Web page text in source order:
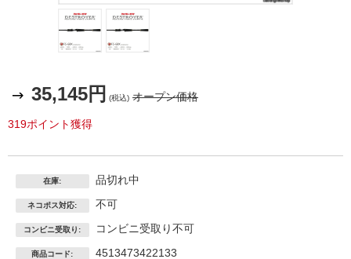
35,145円 (税込) オープン価格
319ポイント獲得
在庫: 品切れ中
ネコポス対応: 不可
コンビニ受取り: コンビニ受取り不可
商品コード: 4513473422133